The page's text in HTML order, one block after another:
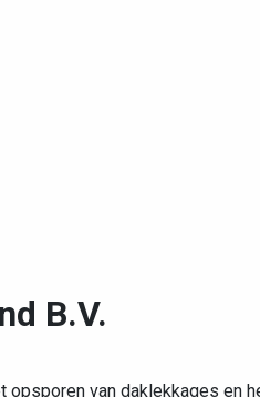
B.V.
van daklekkages en